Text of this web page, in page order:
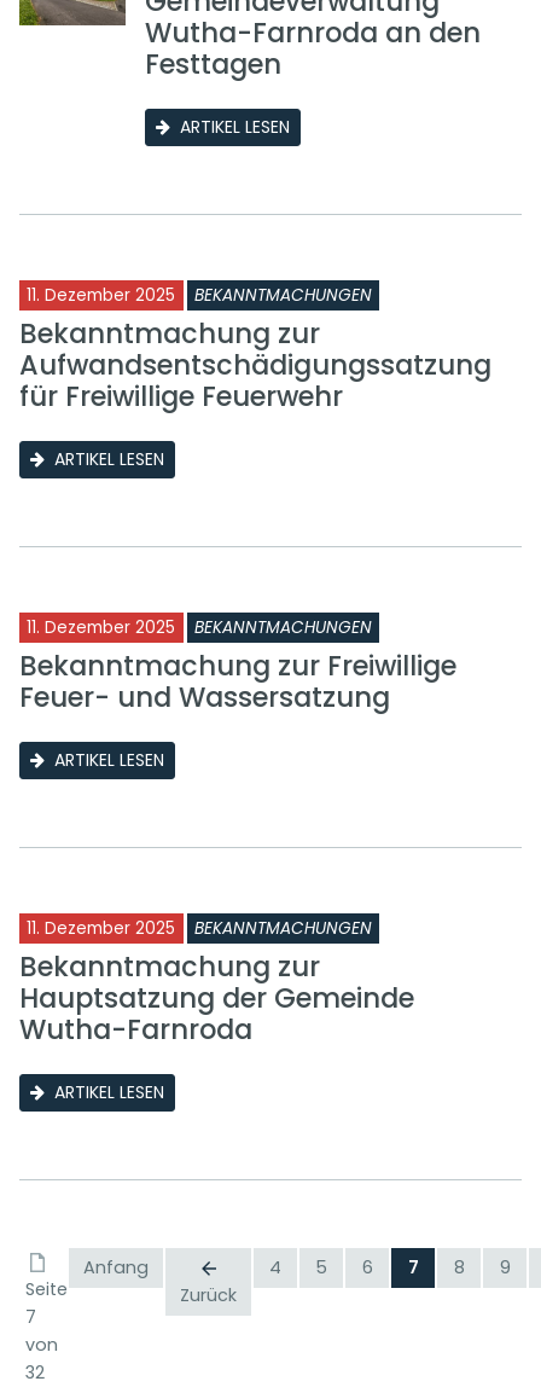
Wutha-Farnroda an den
Festtagen
ARTIKEL LESEN
11. Dezember 2025 BEKANNTMACHUNGEN
Bekanntmachung zur
Aufwandsentschädigungssatzung
für Freiwillige Feuerwehr
ARTIKEL LESEN
11. Dezember 2025 BEKANNTMACHUNGEN
Bekanntmachung zur Freiwillige
Feuer- und Wassersatzung
ARTIKEL LESEN
11. Dezember 2025 BEKANNTMACHUNGEN
Bekanntmachung zur
Hauptsatzung der Gemeinde
Wutha-Farnroda
ARTIKEL LESEN
Seite
7
von
32
Anfang
Zurück
4 5 6 7 8 9